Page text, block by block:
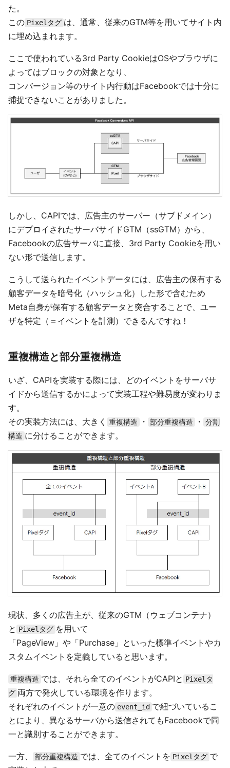
た。
この Pixelタグ は、通常、従来のGTM等を用いてサイト内
に埋め込まれます。
ここで使われている3rd Party CookieはOSやブラウザに
よってはブロックの対象となり、
コンバージョン等のサイト内行動はFacebookでは十分に
捕捉できないことがありました。
しかし、CAPIでは、広告主のサーバー（サブドメイン）
にデプロイされたサーバサイドGTM（ssGTM）から、
Facebookの広告サーバに直接、3rd Party Cookieを用い
ない形で送信します。
こうして送られたイベントデータには、広告主の保有する
顧客データを暗号化（ハッシュ化）した形で含むため
Meta自身が保有する顧客データと突合することで、ユー
ザを特定（＝イベントを計測）できるんですね！
重複構造と部分重複構造
いざ、CAPIを実装する際には、どのイベントをサーバサ
イドから送信するかによって実装工程や難易度が変わりま
す。
その実装方法には、大きく
重複構造 ・ 部分重複構造 ・
分割
構造 に分けることができます。
現状、多くの広告主が、従来のGTM（ウェブコンテナ）
と Pixelタグ を用いて
「PageView」や「Purchase」といった標準イベントやカ
スタムイベントを定義していると思います。
重複構造 では、それら全てのイベントがCAPIと Pixelタ
グ 両方で発火している環境を作ります。
それぞれのイベントが一意の event_id で紐づいているこ
とにより、異なるサーバから送信されてもFacebookで同
一と識別することができます。
一方、 部分重複構造 では、全てのイベントを Pixelタグ で